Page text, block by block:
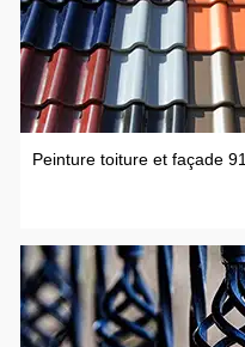
Peinture toiture et façade 91